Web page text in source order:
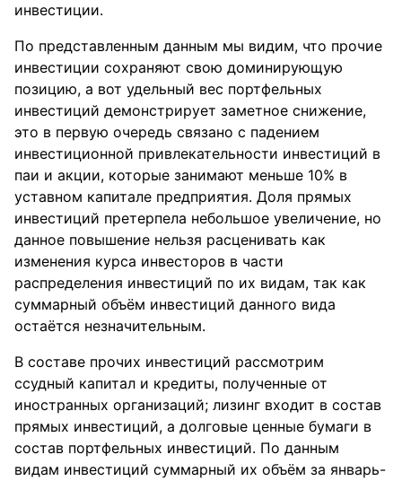
инвестиции.
По представленным данным мы видим, что прочие
инвестиции сохраняют свою доминирующую
позицию, а вот удельный вес портфельных
инвестиций демонстрирует заметное снижение,
это в первую очередь связано с падением
инвестиционной привлекательности инвестиций в
паи и акции, которые занимают меньше 10% в
уставном капитале предприятия. Доля прямых
инвестиций претерпела небольшое увеличение, но
данное повышение нельзя расценивать как
изменения курса инвесторов в части
распределения инвестиций по их видам, так как
суммарный объём инвестиций данного вида
остаётся незначительным.
В составе прочих инвестиций рассмотрим
ссудный капитал и кредиты, полученные от
иностранных организаций; лизинг входит в состав
прямых инвестиций, а долговые ценные бумаги в
состав портфельных инвестиций. По данным
видам инвестиций суммарный их объём за январь-